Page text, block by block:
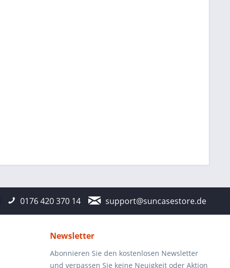
0176 420 370 14 support@suncasestore.de
Newsletter
Abonnieren Sie den kostenlosen Newsletter
und verpassen Sie keine Neuigkeit oder Aktion